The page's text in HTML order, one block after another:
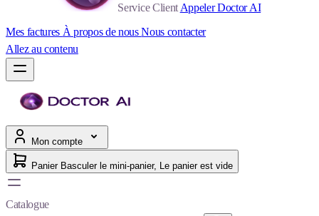
Service Client Appeler Doctor AI
Mes factures À propos de nousNous contacter
Allez au contenu
Mon compte
Panier Basculer le mini-panier, Le panier est vide
Catalogue